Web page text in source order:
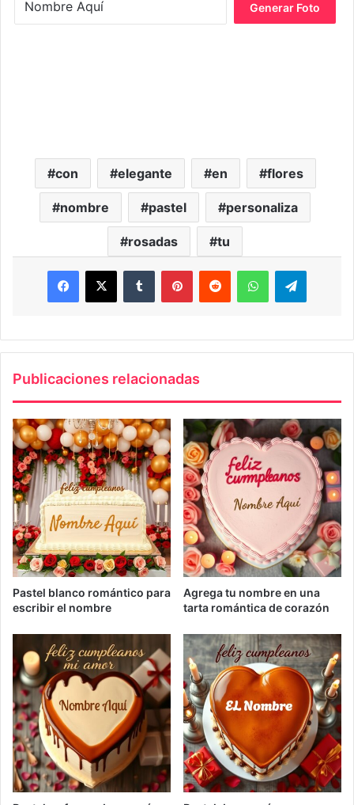
Generar Foto
con elegante en flores
nombre pastel personaliza
rosadas tu
Facebook
X TumblrPinterestRedditWhatsApp
Publicaciones relacionadas
Pastel blanco romántico para
escribir el nombre
Agrega tu nombre en una
tarta romántica de corazón